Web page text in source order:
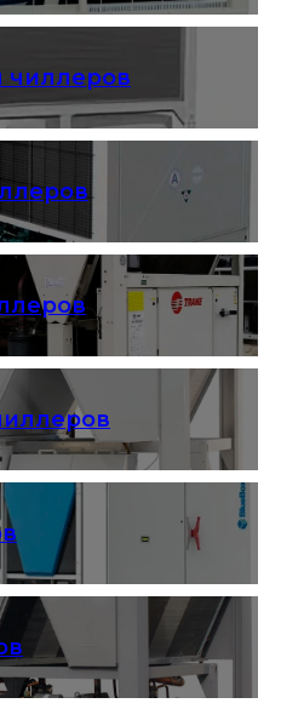
чиллеров